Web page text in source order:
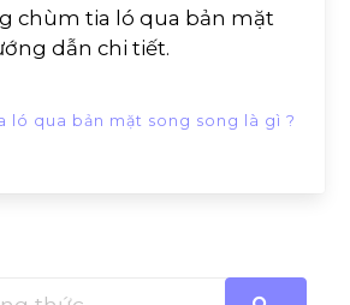
chùm tia ló qua bản mặt
dẫn chi tiết.
ló qua bản mặt song song là gì ?